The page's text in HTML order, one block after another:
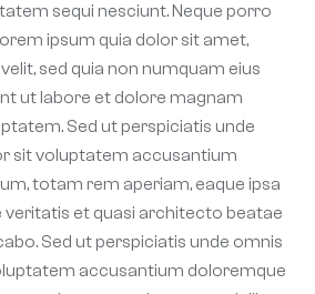
sequi nesciunt. Neque porro
ipsum quia dolor sit amet,
sed quia non numquam eius
ut labore et dolore magnam
Sed ut perspiciatis unde
sit voluptatem accusantium
totam rem aperiam, eaque ipsa
veritatis et quasi architecto beatae
Sed ut perspiciatis unde omnis
accusantium doloremque